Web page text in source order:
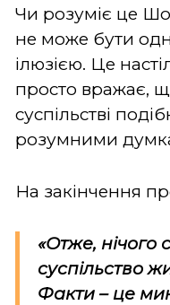
Чи розуміє це
не може бути
ілюзією. Це
просто вражає,
суспільстві
розумними
На закінчення
«Отже,
суспільство
Факти – це